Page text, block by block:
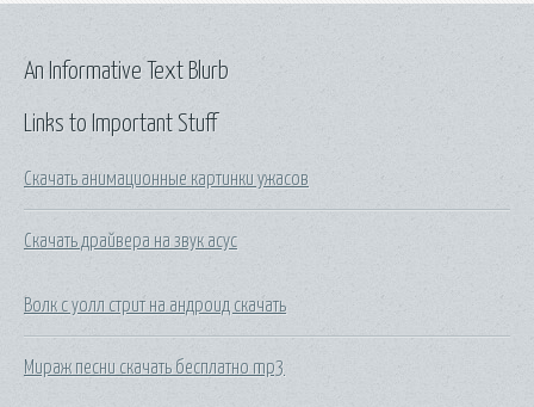
Links to Important Stuff
Скачать анимационные картинки ужасов
Скачать драйвера на звук асус
Волк с уолл стрит на андроид скачать
Мираж песни скачать бесплатно mp3
An Informative Text Blurb